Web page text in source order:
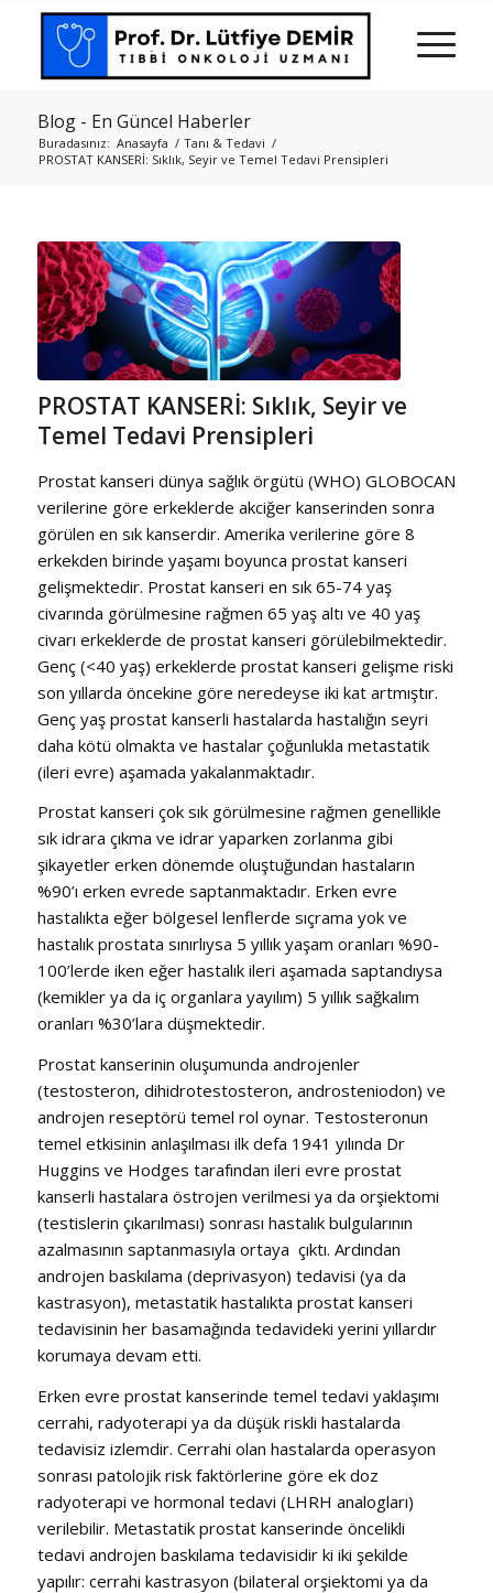
Blog - En Güncel Haberler
Buradasınız: Anasayfa / Tanı & Tedavi /
PROSTAT KANSERİ: Sıklık, Seyir ve Temel Tedavi Prensipleri
PROSTAT KANSERİ: Sıklık, Seyir ve
Temel Tedavi Prensipleri
Prostat kanseri dünya sağlık örgütü (WHO) GLOBOCAN
verilerine göre erkeklerde akciğer kanserinden sonra
görülen en sık kanserdir. Amerika verilerine göre 8
erkekden birinde yaşamı boyunca prostat kanseri
gelişmektedir. Prostat kanseri en sık 65-74 yaş
civarında görülmesine rağmen 65 yaş altı ve 40 yaş
civarı erkeklerde de prostat kanseri görülebilmektedir.
Genç (<40 yaş) erkeklerde prostat kanseri gelişme riski
son yıllarda öncekine göre neredeyse iki kat artmıştır.
Genç yaş prostat kanserli hastalarda hastalığın seyri
daha kötü olmakta ve hastalar çoğunlukla metastatik
(ileri evre) aşamada yakalanmaktadır.
Prostat kanseri çok sık görülmesine rağmen genellikle
sık idrara çıkma ve idrar yaparken zorlanma gibi
şikayetler erken dönemde oluştuğundan hastaların
%90’ı erken evrede saptanmaktadır. Erken evre
hastalıkta eğer bölgesel lenflerde sıçrama yok ve
hastalık prostata sınırlıysa 5 yıllık yaşam oranları %90-
100’lerde iken eğer hastalık ileri aşamada saptandıysa
(kemikler ya da iç organlara yayılım) 5 yıllık sağkalım
oranları %30’lara düşmektedir.
Prostat kanserinin oluşumunda androjenler
(testosteron, dihidrotestosteron, androsteniodon) ve
androjen reseptörü temel rol oynar. Testosteronun
temel etkisinin anlaşılması ilk defa 1941 yılında Dr
Huggins ve Hodges tarafından ileri evre prostat
kanserli hastalara östrojen verilmesi ya da orşiektomi
(testislerin çıkarılması) sonrası hastalık bulgularının
azalmasının saptanmasıyla ortaya çıktı. Ardından
androjen baskılama (deprivasyon) tedavisi (ya da
kastrasyon), metastatik hastalıkta prostat kanseri
tedavisinin her basamağında tedavideki yerini yıllardır
korumaya devam etti.
Erken evre prostat kanserinde temel tedavi yaklaşımı
cerrahi, radyoterapi ya da düşük riskli hastalarda
tedavisiz izlemdir. Cerrahi olan hastalarda operasyon
sonrası patolojik risk faktörlerine göre ek doz
radyoterapi ve hormonal tedavi (LHRH analogları)
verilebilir. Metastatik prostat kanserinde öncelikli
tedavi androjen baskılama tedavisidir ki iki şekilde
yapılır: cerrahi kastrasyon (bilateral orşiektomi ya da